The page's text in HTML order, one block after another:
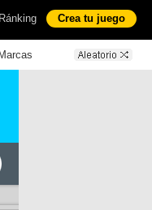
Ránking Crea tu juego
Marcas